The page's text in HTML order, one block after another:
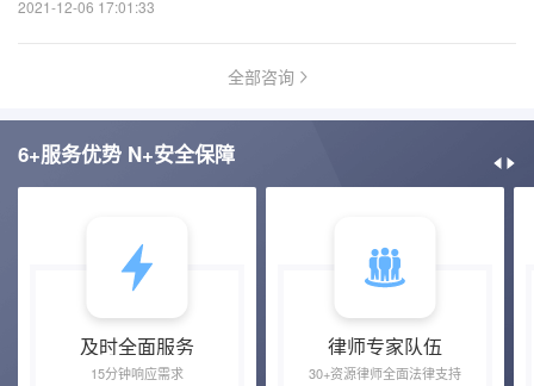
2021-12-06 17:01:33
全部咨询
6+服务优势 N+安全保障
及时全面服务
15分钟响应需求
律师专家队伍
30+资源律师全面法律支持